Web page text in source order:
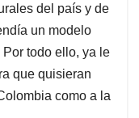
del país y de
un modelo
todo ello, ya le
que quisieran
como a la